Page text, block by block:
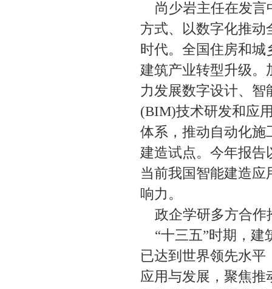
尚少岩主任在发
方式、以数字化推动
时代。全国住房和城
建筑产业转型升级。
力发展数字设计、
(BIM)技术研发和应
体系，推动自动化施
建造试点。今年报告
当前我国智能建造
响力。
政企学研多方合作
“十三五”时期，
已达到世界领先水
应用与发展，聚焦推